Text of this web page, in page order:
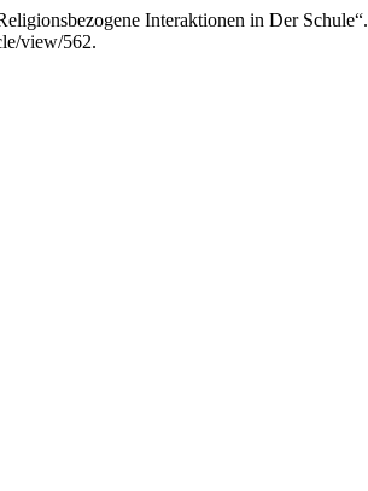
Interaktionen in Der Schule“.
view/562.